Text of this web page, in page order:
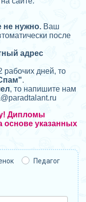
не нужно. Ваш
после
адрес
рабочих дней, то
.
, то напишите нам
paradtalant.ru
Дипломы
основе указанных
Педагог